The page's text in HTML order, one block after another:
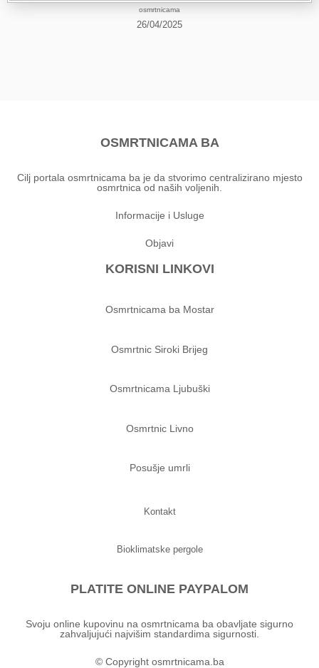
osmrtnicama
26/04/2025
OSMRTNICAMA BA
Cilj portala osmrtnicama ba je da stvorimo centralizirano mjesto
osmrtnica od naših voljenih.
Informacije i Usluge
Objavi
KORISNI LINKOVI
Osmrtnicama ba Mostar
Osmrtnic Siroki Brijeg
Osmrtnicama Ljubuški
Osmrtnic Livno
Posušje umrli
Kontakt
Bioklimatske pergole
PLATITE ONLINE PAYPALOM
Svoju online kupovinu na osmrtnicama ba obavljate sigurno
zahvaljujući najvišim standardima sigurnosti.
© Copyright osmrtnicama.ba